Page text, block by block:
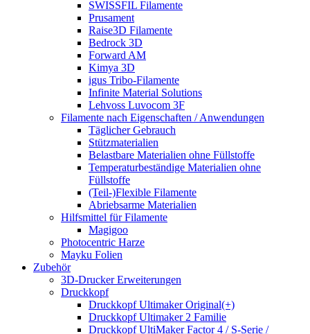
SWISSFIL Filamente
Prusament
Raise3D Filamente
Bedrock 3D
Forward AM
Kimya 3D
igus Tribo-Filamente
Infinite Material Solutions
Lehvoss Luvocom 3F
Filamente nach Eigenschaften / Anwendungen
Täglicher Gebrauch
Stützmaterialien
Belastbare Materialien ohne Füllstoffe
Temperaturbeständige Materialien ohne
Füllstoffe
(Teil-)Flexible Filamente
Abriebsarme Materialien
Hilfsmittel für Filamente
Magigoo
Photocentric Harze
Mayku Folien
Zubehör
3D-Drucker Erweiterungen
Druckkopf
Druckkopf Ultimaker Original(+)
Druckkopf Ultimaker 2 Familie
Druckkopf UltiMaker Factor 4 / S-Serie /